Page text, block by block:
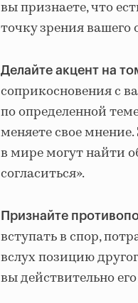
вы признаете, что
точку зрения вашего
Делайте акцент на
соприкосновения с
по определенной
меняете свое
в мире могут найти
согласиться».
Признайте
вступать в спор,
вслух позицию
вы действительно